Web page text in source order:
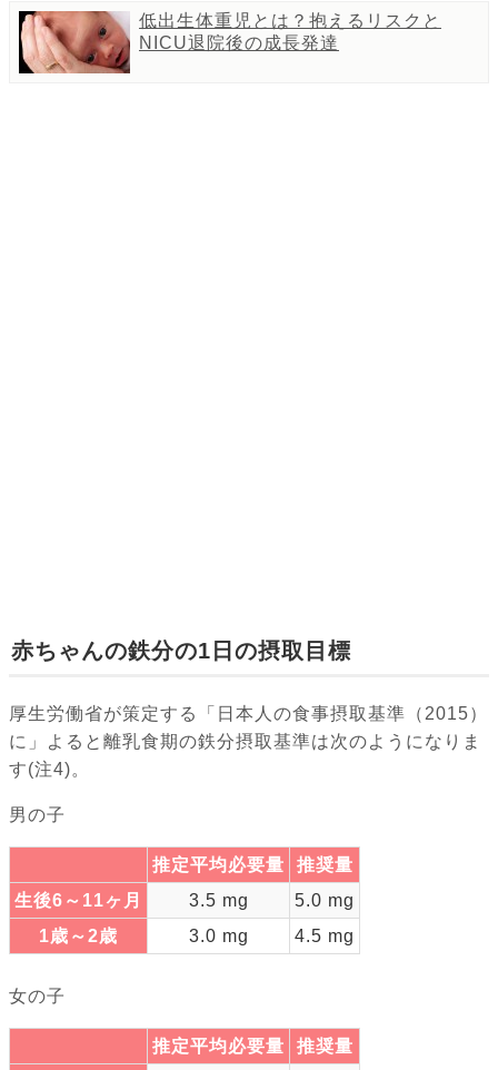
低出生体重児とは？抱えるリスクと
NICU退院後の成長発達
赤ちゃんの鉄分の1日の摂取目標
厚生労働省が策定する「日本人の食事摂取基準（2015）
に」よると離乳食期の鉄分摂取基準は次のようになりま
す(注4)。
男の子
推定平均必要量
推奨量
生後6～11ヶ月
3.5 mg
5.0 mg
1歳～2歳
3.0 mg 4.5 mg
女の子
推定平均必要量
推奨量